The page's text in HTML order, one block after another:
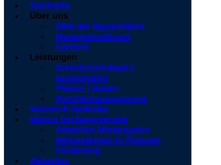
Startseite
Über uns
DNA der BayernHeim
Managementteam
Karriere
Leistungen
Grundstückskauf |
Kooperation
Planen | Bauen
Portfoliomanagement
Netzwerk NaWoBa
Mieten bei BayernHeim
Aktuelles Mietangebot
Mietangebote in Planung
Förderung
Aktuelles